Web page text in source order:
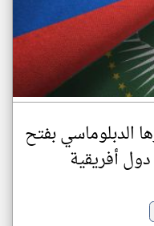
الدبلوماسي بفتح